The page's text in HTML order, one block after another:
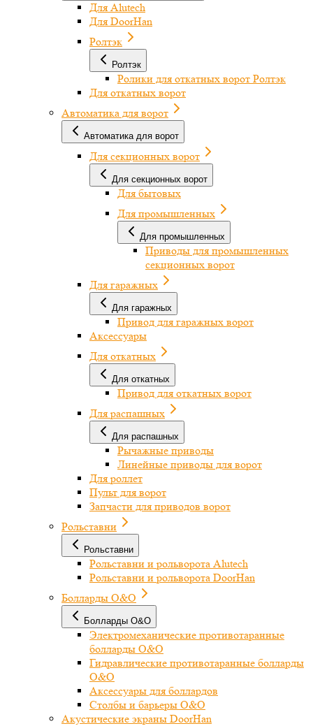
Для Alutech
Для DoorHan
Ролтэк
Ролтэк
Ролики для откатных ворот Ролтэк
Для откатных ворот
Автоматика для ворот
Автоматика для ворот
Для секционных ворот
Для секционных ворот
Для бытовых
Для промышленных
Для промышленных
Приводы для промышленных
секционных ворот
Для гаражных
Для гаражных
Привод для гаражных ворот
Аксессуары
Для откатных
Для откатных
Привод для откатных ворот
Для распашных
Для распашных
Рычажные приводы
Линейные приводы для ворот
Для роллет
Пульт для ворот
Запчасти для приводов ворот
Рольставни
Рольставни
Рольставни и рольворота Alutech
Рольставни и рольворота DoorHan
Болларды O&O
Болларды O&O
Электромеханические противотаранные
болларды O&O
Гидравлические противотаранные болларды
O&O
Аксессуары для боллардов
Столбы и барьеры O&O
Акустические экраны DoorHan